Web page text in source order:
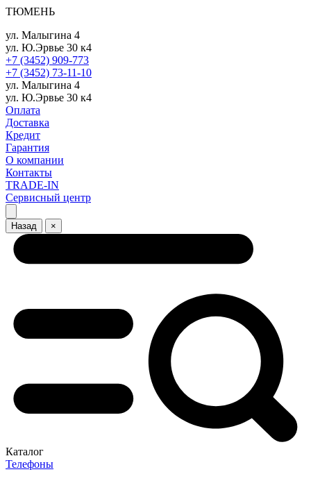
ТЮМЕНЬ
ул. Малыгина 4
ул. Ю.Эрвье 30 к4
+7 (3452) 909-773
+7 (3452) 73-11-10
ул. Малыгина 4
ул. Ю.Эрвье 30 к4
Оплата
Доставка
Кредит
Гарантия
О компании
Контакты
TRADE-IN
Сервисный центр
Назад ×
Каталог
Телефоны